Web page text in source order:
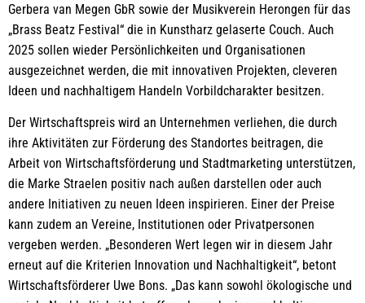
Gerbera van Megen GbR sowie der Musikverein Herongen für das
„Brass Beatz Festival“ die in Kunstharz gelaserte Couch. Auch
2025 sollen wieder Persönlichkeiten und Organisationen
ausgezeichnet werden, die mit innovativen Projekten, cleveren
Ideen und nachhaltigem Handeln Vorbildcharakter besitzen.
Der Wirtschaftspreis wird an Unternehmen verliehen, die durch
ihre Aktivitäten zur Förderung des Standortes beitragen, die
Arbeit von Wirtschaftsförderung und Stadtmarketing unterstützen,
die Marke Straelen positiv nach außen darstellen oder auch
andere Initiativen zu neuen Ideen inspirieren. Einer der Preise
kann zudem an Vereine, Institutionen oder Privatpersonen
vergeben werden. „Besonderen Wert legen wir in diesem Jahr
erneut auf die Kriterien Innovation und Nachhaltigkeit“, betont
Wirtschaftsförderer Uwe Bons. „Das kann sowohl ökologische und